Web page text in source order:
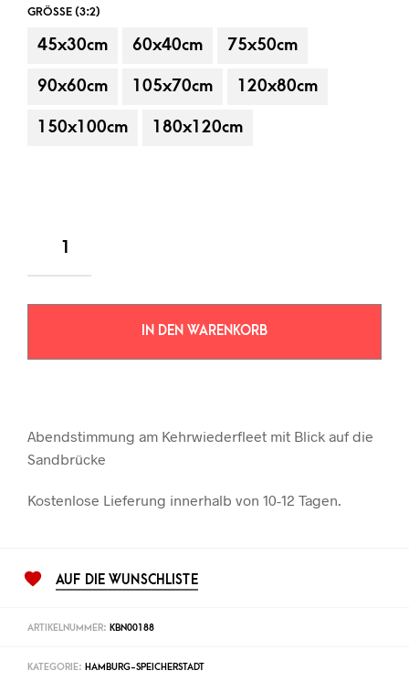
GRÖSSE (3:2)
45x30cm 60x40cm 75x50cm
90x60cm 105x70cm 120x80cm
150x100cm 180x120cm
IN DEN WARENKORB
Abendstimmung am Kehrwiederfleet mit Blick auf die
Sandbrücke
Kostenlose Lieferung innerhalb von 10-12 Tagen.
AUF DIE WUNSCHLISTE
ARTIKELNUMMER: KBN00188
KATEGORIE: HAMBURG-SPEICHERSTADT